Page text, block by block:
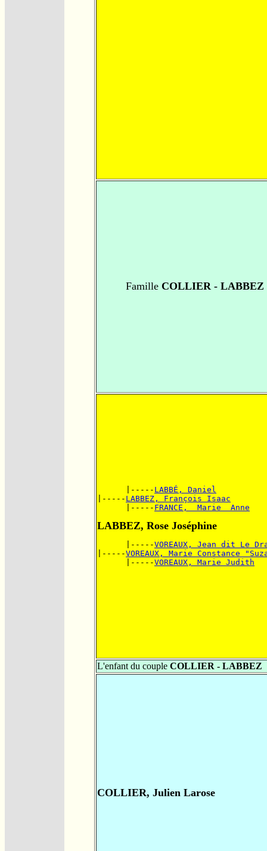
Famille COLLIER - LABBEZ
      |-----
LABBÉ, Daniel
|----- LABBEZ, François Isaac
      |-----
FRANCE,  Marie  Anne
LABBEZ, Rose Joséphine
      |-----
VOREAUX, Jean dit Le
|-----VOREAUX, Marie Constance
      |-----
VOREAUX, Marie Judith
L'enfant du couple COLLIER - LABBEZ
COLLIER, Julien Larose